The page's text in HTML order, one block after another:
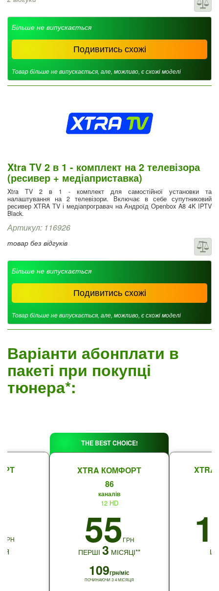
Більше не випускається
Подивитись схожі
Товар більше не випускається, але, можливо, є схожі моделі
Xtra TV 2 в 1 - комплект на 2 телевізора
(ресивер + медіаприставка)
Xtra TV 2 в 1 - комплект для самостійної установки та
налаштування на 2 телевізори. Включає в себе супутниковий
ресивер XTRA TV і медіапрогравач на Андроїд Openbox A8 4K IPTV
Black.
Артикул: 116926
товар без відгуків
Більше не випускається
Подивитись схожі
Товар більше не випускається, але, можливо, є схожі моделі
Варіанти абонплати в
пакеті при покупці
тюнера*:
ГРН
THE BEST CHOICE!
XTRA КОМФОРТ
86
каналів
12 HD
55ГРН
ПЕРШІ 3 МІСЯЦІ**
109грн/міс
ПОЧИНАЮЧИ З 4 МІСЯЦЯ